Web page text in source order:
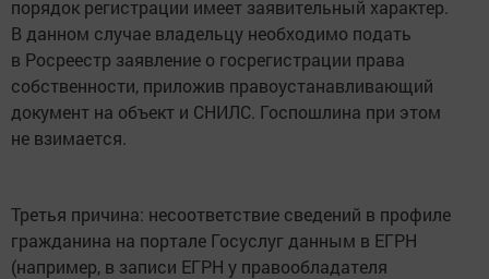
порядок регистрации имеет заявительный характер.
В данном случае владельцу необходимо подать
в Росреестр заявление о госрегистрации права
собственности, приложив правоустанавливающий
документ на объект и СНИЛС. Госпошлина при этом
не взимается.
Третья причина: несоответствие сведений в профиле
гражданина на портале Госуслуг данным в ЕГРН
(например, в записи ЕГРН у правообладателя